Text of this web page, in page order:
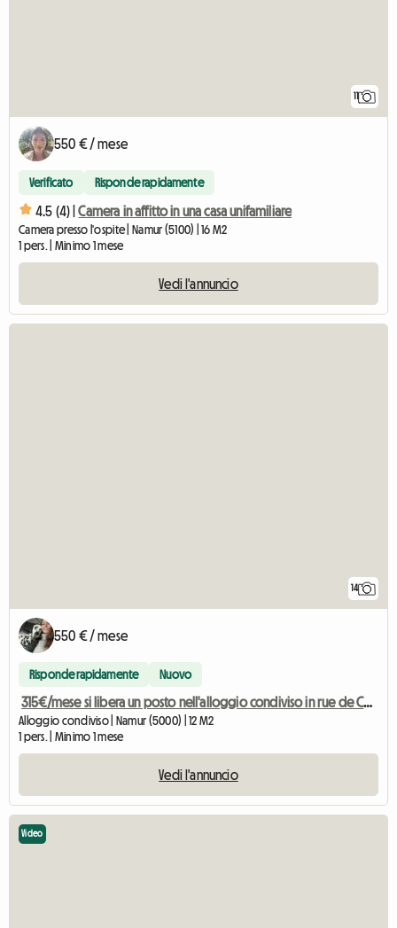
11
550 € / mese
Verificato Risponde rapidamente
4.5 (4) | Camera in affitto in una casa unifamiliare
Camera presso l'ospite | Namur (5100) | 16 M2
1 pers. | Minimo 1 mese
Vedi l'annuncio
14
550 € / mese
Risponde rapidamente Nuovo
315€/mese si libera un posto nell'alloggio condiviso in rue de Coquelicot
Alloggio condiviso | Namur (5000) | 12 M2
1 pers. | Minimo 1 mese
Vedi l'annuncio
Video